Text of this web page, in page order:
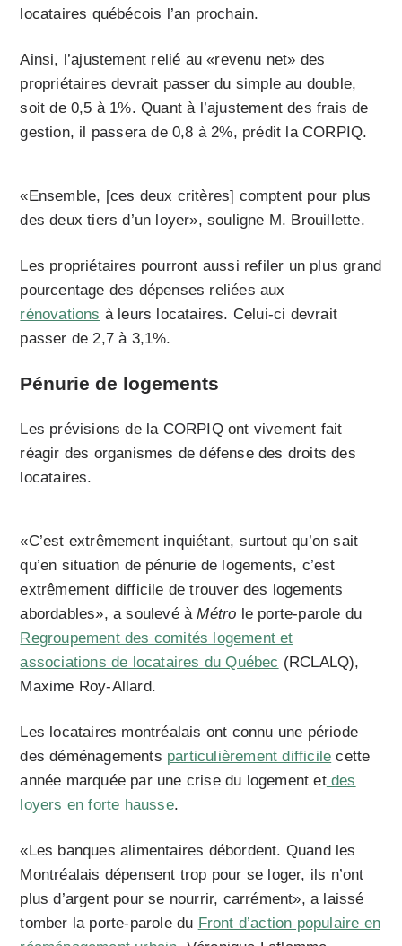
locataires québécois l’an prochain.
Ainsi, l’ajustement relié au «revenu net» des
propriétaires devrait passer du simple au double,
soit de 0,5 à 1%. Quant à l’ajustement des frais de
gestion, il passera de 0,8 à 2%, prédit la CORPIQ.
«Ensemble, [ces deux critères] comptent pour plus
des deux tiers d’un loyer», souligne M. Brouillette.
Les propriétaires pourront aussi refiler un plus grand
pourcentage des dépenses reliées aux
rénovations à leurs locataires. Celui-ci devrait
passer de 2,7 à 3,1%.
Pénurie de logements
Les prévisions de la CORPIQ ont vivement fait
réagir des organismes de défense des droits des
locataires.
«C’est extrêmement inquiétant, surtout qu’on sait
qu’en situation de pénurie de logements, c’est
extrêmement difficile de trouver des logements
abordables», a soulevé àMétro le porte-parole du
Regroupement des comités logement et
associations de locataires du Québec (RCLALQ),
Maxime Roy-Allard.
Les locataires montréalais ont connu une période
des déménagements particulièrement difficile cette
année marquée par une crise du logement etdes
loyers en forte hausse.
«Les banques alimentaires débordent. Quand les
Montréalais dépensent trop pour se loger, ils n’ont
plus d’argent pour se nourrir, carrément», a laissé
tomber la porte-parole du Front d’action populaire en